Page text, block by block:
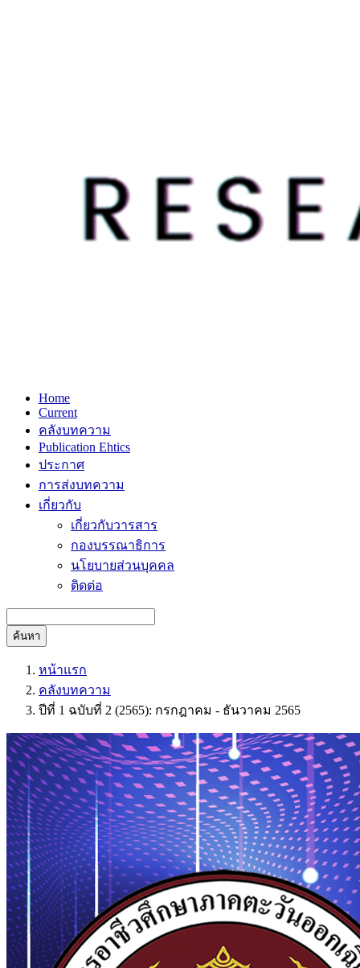
Home
Current
คลังบทความ
Publication Ehtics
ประกาศ
การส่งบทความ
เกี่ยวกับ
เกี่ยวกับวารสาร
กองบรรณาธิการ
นโยบายส่วนบุคคล
ติดต่อ
ค้นหา
หน้าแรก
คลังบทความ
ปีที่ 1 ฉบับที่ 2 (2565): กรกฎาคม - ธันวาคม 2565